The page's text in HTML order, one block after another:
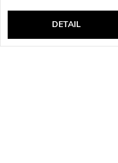
DETAIL